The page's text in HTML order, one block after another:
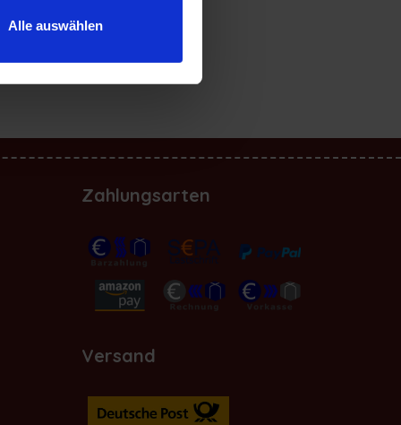
Alle auswählen
Zahlungsarten
Versand